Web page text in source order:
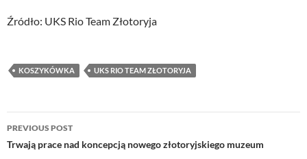
Źródło: UKS Rio Team Złotoryja
KOSZYKÓWKA UKS RIO TEAM ZŁOTORYJA
Post
navigation
PREVIOUS POST
Trwają prace nad koncepcją nowego złotoryjskiego muzeum